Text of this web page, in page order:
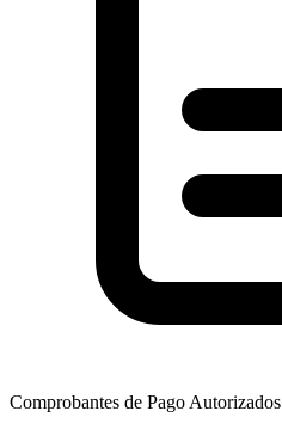
Comprobantes de Pago Autorizados